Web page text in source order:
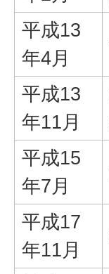
平成13
年4月
平成13
年11月
平成15
年7月
平成17
年11月